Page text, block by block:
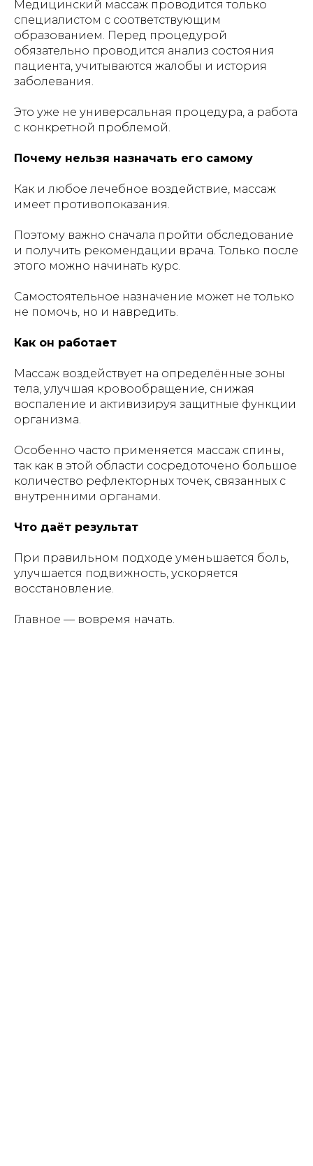
Медицинский массаж проводится только
специалистом с соответствующим
образованием. Перед процедурой
обязательно проводится анализ состояния
пациента, учитываются жалобы и история
заболевания.
Это уже не универсальная процедура, а работа
с конкретной проблемой.
Почему нельзя назначать его самому
Как и любое лечебное воздействие, массаж
имеет противопоказания.
Поэтому важно сначала пройти обследование
и получить рекомендации врача. Только после
этого можно начинать курс.
Самостоятельное назначение может не только
не помочь, но и навредить.
Как он работает
Массаж воздействует на определённые зоны
тела, улучшая кровообращение, снижая
воспаление и активизируя защитные функции
организма.
Особенно часто применяется массаж спины,
так как в этой области сосредоточено большое
количество рефлекторных точек, связанных с
внутренними органами.
Что даёт результат
При правильном подходе уменьшается боль,
улучшается подвижность, ускоряется
восстановление.
Главное — вовремя начать.